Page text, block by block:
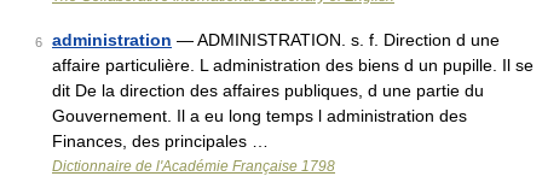
6 administration — ADMINISTRATION. s. f. Direction d une
affaire particulière. L administration des biens d un pupille. Il se
dit De la direction des affaires publiques, d une partie du
Gouvernement. Il a eu long temps l administration des
Finances, des principales …
Dictionnaire de l'Académie Française 1798